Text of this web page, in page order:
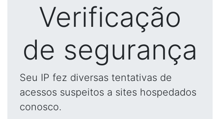
Verificação
de segurança
Seu IP fez diversas tentativas de
acessos suspeitos a sites hospedados
conosco.